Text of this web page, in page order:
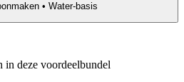
• Water-basis
in deze voordeelbundel